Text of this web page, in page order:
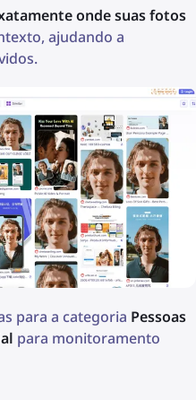
onde suas fotos
ajudando a
para a categoria Pessoas
para monitoramento